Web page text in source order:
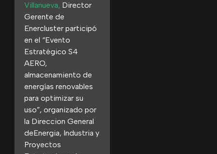
Villanueva, Director
Gerente de
Enercluster participó
en el “Evento
Estratégico S4
AERO,
almacenamiento de
energías renovables
para optimizar su
uso”, organizado por
la Direccion General
deEnergia, Industria y
Proyectos